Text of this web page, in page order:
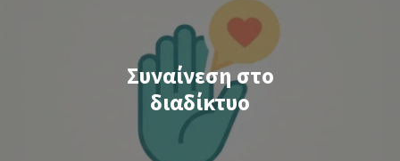
Συναίνεση στο
διαδίκτυο